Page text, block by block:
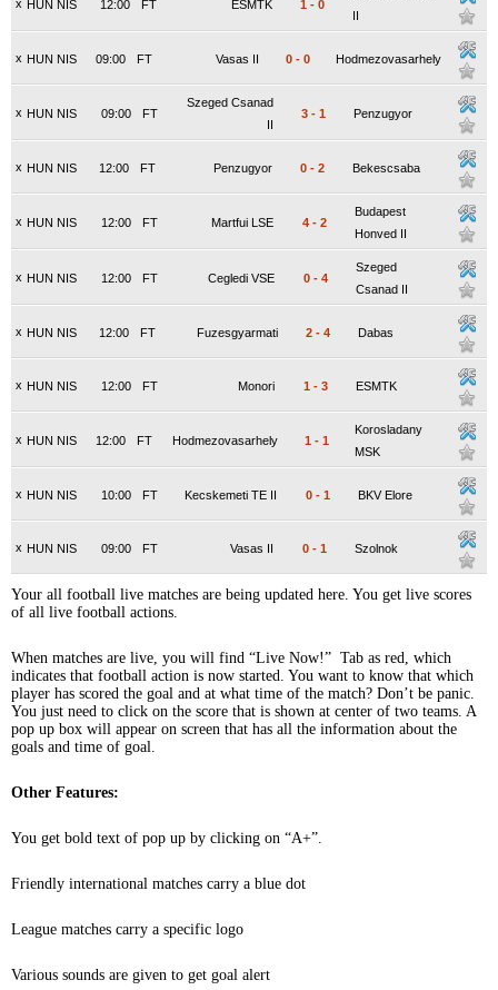
x HUN NIS FT
12:00 ESMTK 1 - 0
II
x HUN NIS FT
09:00 Vasas II 0 - 0 Hodmezovasarhely
x HUN NIS FT
09:00
Szeged Csanad
II
3 - 1 Penzugyor
x HUN NIS FT
12:00 Penzugyor 0 - 2 Bekescsaba
x HUN NIS FT
12:00 Martfui LSE 4 - 2
Budapest
Honved II
x HUN NIS FT
12:00 Cegledi VSE 0 - 4
Szeged
Csanad II
x HUN NIS FT
12:00 Fuzesgyarmati 2 - 4 Dabas
x HUN NIS FT
12:00 Monori 1 - 3 ESMTK
x HUN NIS FT
12:00 Hodmezovasarhely 1 - 1
Korosladany
MSK
x HUN NIS FT
10:00 Kecskemeti TE II 0 - 1 BKV Elore
x HUN NIS FT
09:00 Vasas II 0 - 1 Szolnok
Your all football live matches are being updated here. You get live scores
of all live football actions.
When matches are live, you will find “Live Now!” Tab as red, which
indicates that football action is now started. You want to know that which
player has scored the goal and at what time of the match? Don’t be panic.
You just need to click on the score that is shown at center of two teams. A
pop up box will appear on screen that has all the information about the
goals and time of goal.
Other Features:
You get bold text of pop up by clicking on “A+”.
Friendly international matches carry a blue dot
League matches carry a specific logo
Various sounds are given to get goal alert